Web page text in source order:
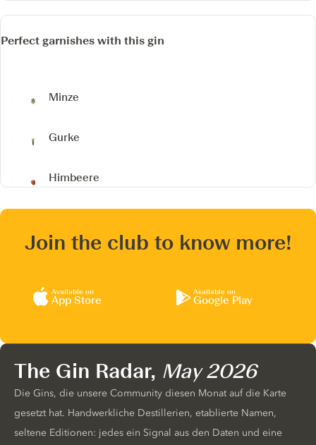
Perfect garnishes with this gin
Minze
Gurke
Himbeere
Join the club to know more!
Available on
App Store
Available on
Google Play
The Gin Radar, May 2026
Die Gins, die unsere Community diesen Monat auf die Karte
gesetzt hat. Handwerkliche Destillerien, etablierte Namen,
seltene Editionen: jedes ein Signal aus den Daten und eine